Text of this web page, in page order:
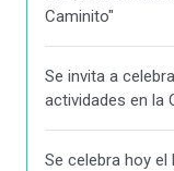
Caminito"
Se invita a
actividades en la
Se celebra hoy el